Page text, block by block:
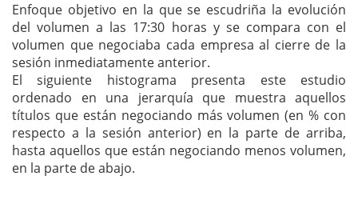
Enfoque objetivo en la que se escudriña la evolución
del volumen a las 17:30 horas y se compara con el
volumen que negociaba cada empresa al cierre de la
sesión inmediatamente anterior.
El siguiente histograma presenta este estudio
ordenado en una jerarquía que muestra aquellos
títulos que están negociando más volumen (en % con
respecto a la sesión anterior) en la parte de arriba,
hasta aquellos que están negociando menos volumen,
en la parte de abajo.